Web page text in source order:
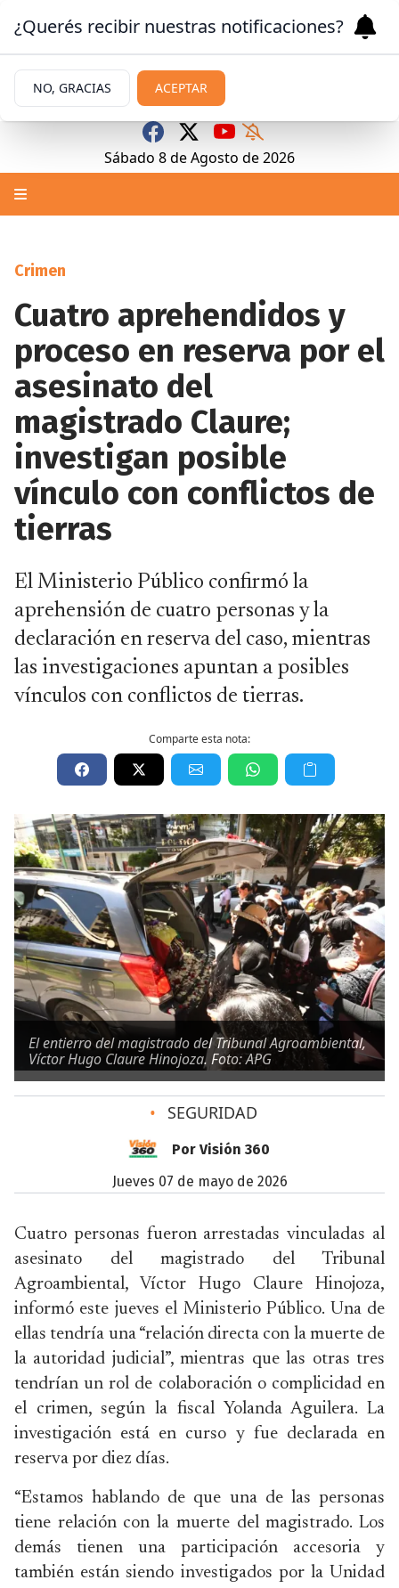
Sábado 8deAgosto de 2026
Crimen
Cuatro aprehendidos y
proceso en reserva por el
asesinato del
magistrado Claure;
investigan posible
vínculo con conflictos de
tierras
El Ministerio Público confirmó la
aprehensión de cuatro personas y la
declaración en reserva del caso, mientras
las investigaciones apuntan a posibles
vínculos con conflictos de tierras.
Comparte esta nota:
El entierro del magistrado del Tribunal Agroambiental,
Víctor Hugo Claure Hinojoza. Foto: APG
• SEGURIDAD
Por Visión 360
jueves 07 de mayo de 2026
Cuatro personas fueron arrestadas vinculadas al
asesinato del magistrado del Tribunal
Agroambiental, Víctor Hugo Claure Hinojoza,
informó este jueves el Ministerio Público. Una de
ellas tendría una “relación directa con la muerte de
la autoridad judicial”, mientras que las otras tres
tendrían un rol de colaboración o complicidad en
el crimen, según la fiscal Yolanda Aguilera. La
investigación está en curso y fue declarada en
reserva por diez días.
“Estamos hablando de que una de las personas
tiene relación con la muerte del magistrado. Los
demás tienen una participación accesoria y
también están siendo investigados por la Unidad
¿Querés recibir nuestras notificaciones?
NO, GRACIAS ACEPTAR